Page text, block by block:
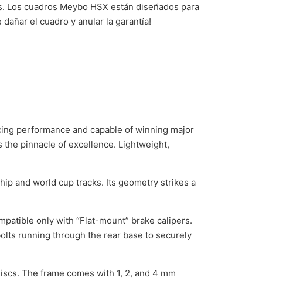
cuadros Meybo HSX están diseñados para
el cuadro y anular la garantía!
performance and capable of winning major
pinnacle of excellence. Lightweight,
and world cup tracks. Its geometry strikes a
only with “Flat-mount” brake calipers.
running through the rear base to securely
The frame comes with 1, 2, and 4 mm